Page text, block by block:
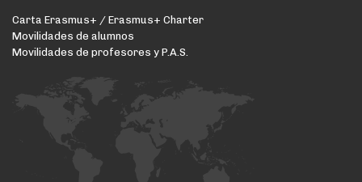
Carta Erasmus+ / Erasmus+ Charter
Movilidades de alumnos
Movilidades de profesores y P.A.S.